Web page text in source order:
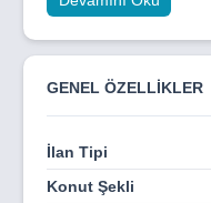
BATIKENT TURGUT
AHSENLER
220 M2 (NET 185 M2)
GENEL ÖZELLİKLER
İlan Tipi
Konut Şekli